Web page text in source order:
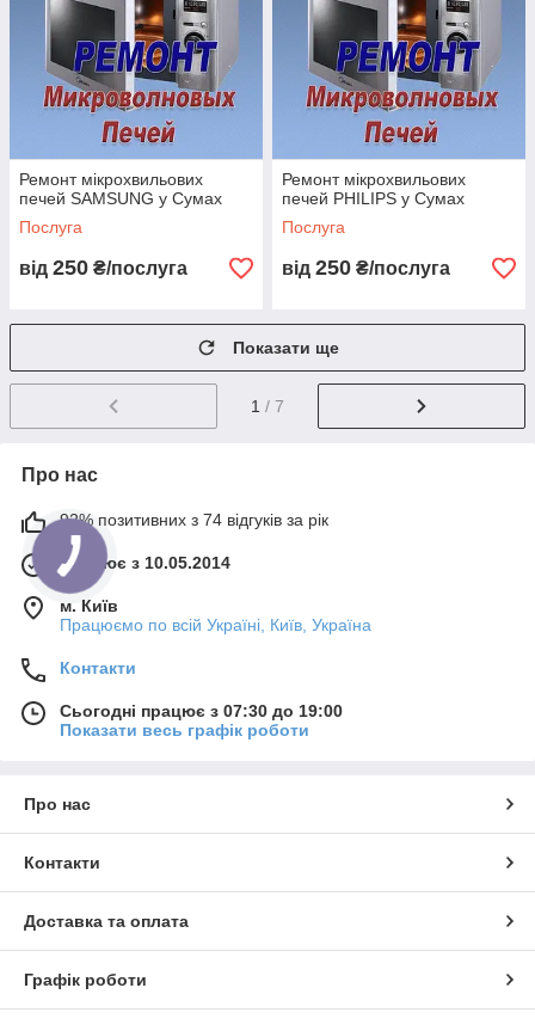
Ремонт мікрохвильових
печей SAMSUNG у Сумах
Послуга
від 250 ₴/послуга
Ремонт мікрохвильових
печей PHILIPS у Сумах
Послуга
від 250 ₴/послуга
Показати ще
1 / 7
Про нас
92% позитивних з 74 відгуків за рік
Працює з 10.05.2014
м. Київ
Працюємо по всій Україні, Київ, Україна
Контакти
Сьогодні працює з 07:30 до 19:00
Показати весь графік роботи
Про нас
Контакти
Доставка та оплата
Графік роботи